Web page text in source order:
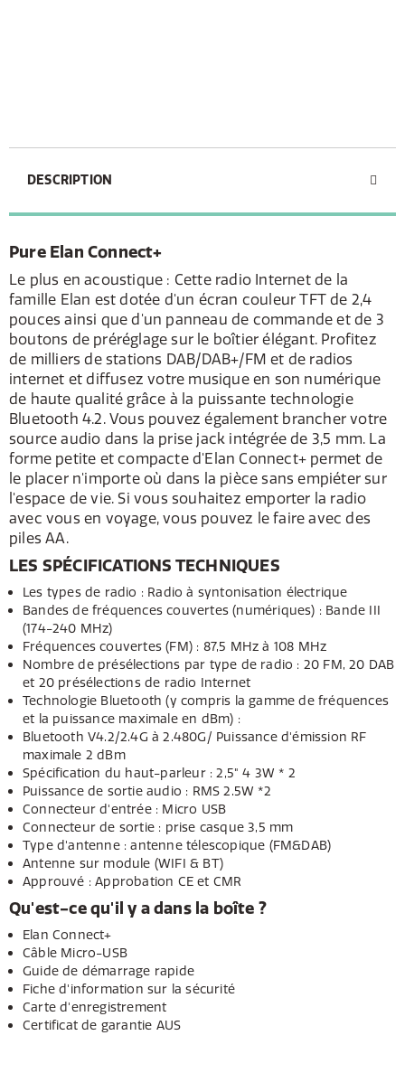
DESCRIPTION
Pure Elan Connect+
Le plus en acoustique : Cette radio Internet de la
famille Elan est dotée d'un écran couleur TFT de 2,4
pouces ainsi que d'un panneau de commande et de 3
boutons de préréglage sur le boîtier élégant. Profitez
de milliers de stations DAB/DAB+/FM et de radios
internet et diffusez votre musique en son numérique
de haute qualité grâce à la puissante technologie
Bluetooth 4.2. Vous pouvez également brancher votre
source audio dans la prise jack intégrée de 3,5 mm. La
forme petite et compacte d'Elan Connect+ permet de
le placer n'importe où dans la pièce sans empiéter sur
l'espace de vie. Si vous souhaitez emporter la radio
avec vous en voyage, vous pouvez le faire avec des
piles AA.
LES SPÉCIFICATIONS TECHNIQUES
Les types de radio : Radio à syntonisation électrique
Bandes de fréquences couvertes (numériques) : Bande III
(174-240 MHz)
Fréquences couvertes (FM) : 87,5 MHz à 108 MHz
Nombre de présélections par type de radio : 20 FM, 20 DAB
et 20 présélections de radio Internet
Technologie Bluetooth (y compris la gamme de fréquences
et la puissance maximale en dBm) :
Bluetooth V4.2/2.4G à 2.480G/ Puissance d'émission RF
maximale 2 dBm
Spécification du haut-parleur : 2,5" 4 3W * 2
Puissance de sortie audio : RMS 2.5W *2
Connecteur d'entrée : Micro USB
Connecteur de sortie : prise casque 3,5 mm
Type d'antenne : antenne télescopique (FM&DAB)
Antenne sur module (WIFI & BT)
Approuvé : Approbation CE et CMR
Qu'est-ce qu'il y a dans la boîte ?
Elan Connect+
Câble Micro-USB
Guide de démarrage rapide
Fiche d'information sur la sécurité
Carte d'enregistrement
Certificat de garantie AUS